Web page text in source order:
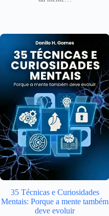
35 Técnicas e Curiosidades
Mentais: Porque a mente também
deve evoluir